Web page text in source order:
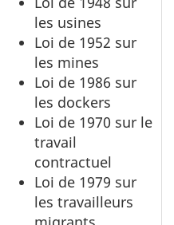
les usines
Loi de 1952 sur
les mines
Loi de 1986 sur
les dockers
Loi de 1970 sur le
travail
contractuel
Loi de 1979 sur
les travailleurs